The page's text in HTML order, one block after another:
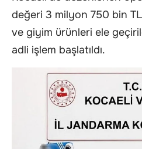
değeri 3 milyon 750 bin
ve giyim ürünleri ele
adli işlem başlatıldı.